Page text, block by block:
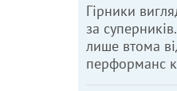
Гірники
за
лише втома
перформанс